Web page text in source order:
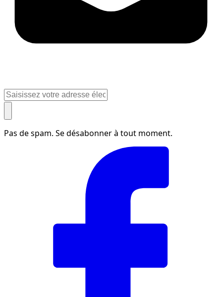
Pas de spam. Se désabonner à tout moment.